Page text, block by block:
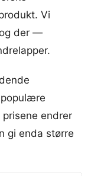
Vi
der —
endrer
gi enda større